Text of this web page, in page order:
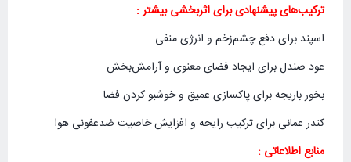
ترکیب‌های پیشنهادی برای اثربخشی بیشتر :
اسپند برای دفع چشم‌زخم و انرژی منفی
عود صندل برای ایجاد فضای معنوی و آرامش‌بخش
بخور باریجه برای پاکسازی عمیق و خوشبو کردن فضا
کندر عمانی برای ترکیب رایحه و افزایش خاصیت ضدعفونی هوا
منابع اطلاعاتی :